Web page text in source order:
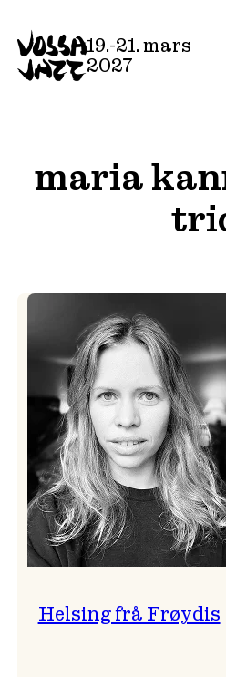
to
content
19.-21. mars
2027
maria
Helsing frå Frøydis